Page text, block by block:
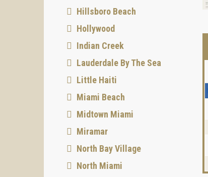
Hillsboro Beach
Hollywood
Indian Creek
Lauderdale By The Sea
Little Haiti
Miami Beach
Midtown Miami
Miramar
North Bay Village
North Miami